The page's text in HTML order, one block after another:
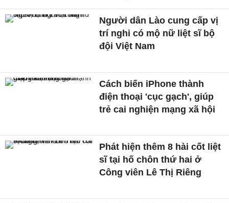
Người dân Lào cung cấp vị
trí nghi có mộ nữ liệt sĩ bộ
đội Việt Nam
Cách biến iPhone thành
điện thoại 'cục gạch', giúp
trẻ cai nghiện mạng xã hội
Phát hiện thêm 8 hài cốt liệt
sĩ tại hố chôn thứ hai ở
Công viên Lê Thị Riêng